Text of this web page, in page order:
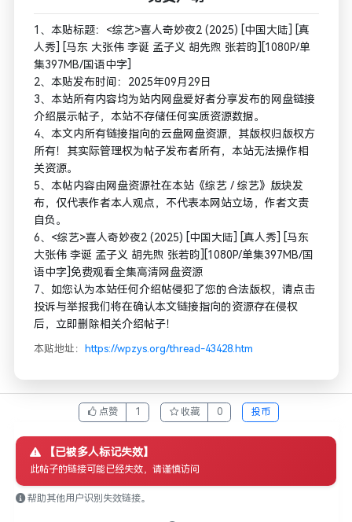
1、本贴标题：<综艺>喜人奇妙夜2 (2025) [中国大陆] [真
人秀] [马东 大张伟 李诞 孟子义 胡先煦 张若昀][1080P/单
集397MB/国语中字]
2、本贴发布时间：2025年09月29日
3、本站所有内容均为站内网盘爱好者分享发布的网盘链接
介绍展示帖子，本站不存储任何实质资源数据。
4、本文内所有链接指向的云盘网盘资源，其版权归版权方
所有！其实际管理权为帖子发布者所有，本站无法操作相
关资源。
5、本帖内容由网盘资源社在本站《综艺 / 综艺》版块发
布，仅代表作者本人观点，不代表本网站立场，作者文责
自负。
6、<综艺>喜人奇妙夜2 (2025) [中国大陆] [真人秀] [马东
大张伟 李诞 孟子义 胡先煦 张若昀][1080P/单集397MB/国
语中字]免费观看全集高清网盘资源
7、如您认为本站任何介绍帖侵犯了您的合法版权，请点击
投诉与举报我们将在确认本文链接指向的资源存在侵权
后，立即删除相关介绍帖子！
本贴地址： https://wpzys.org/thread-43428.htm
点赞 1 收藏 0 投币
【已被多人标记失效】
此帖子的链接可能已经失效，请谨慎访问
帮助其他用户识别失效链接。